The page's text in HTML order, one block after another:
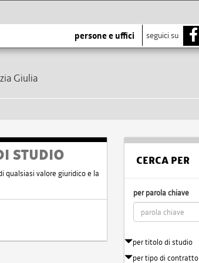
persone e uffici seguici su
Giulia
STUDIO
qualsiasi valore giuridico e la
CERCA PER
per parola chiave
per titolo di studio
per tipo di contratto